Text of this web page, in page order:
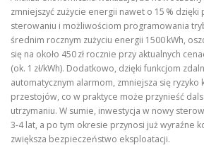
zmniejszyć zużycie energii nawet o 15 % dzięki
sterowaniu i możliwościom programowania
średnim rocznym zużyciu energii 1500 kWh,
się na około 450 zł rocznie przy aktualnych
(ok. 1 zł/kWh). Dodatkowo, dzięki funkcjom
automatycznym alarmom, zmniejsza się ryzyko
przestojów, co w praktyce może przynieść
utrzymaniu. W sumie, inwestycja w nowy
3‑4 lat, a po tym okresie przynosi już wyraźne
zwiększa bezpieczeństwo eksploatacji.